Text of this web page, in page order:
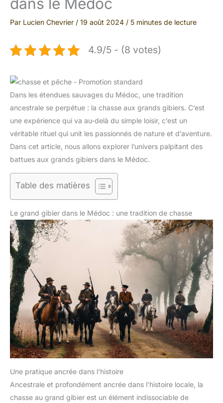
dans le Médoc
Par Lucien Chevrier / 19 août 2024 / 5 minutes de lecture
4.9/5 - (8 votes)
Dans les étendues sauvages du Médoc, une tradition
ancestrale se perpétue : la chasse aux grands gibiers. C’est
une expérience qui va au-delà du simple loisir, c’est un
véritable rituel qui unit les passionnés de nature et d’aventure.
Dans cet article, nous allons explorer l’univers palpitant des
battues aux grands gibiers dans le Médoc.
Table des matières
Le grand gibier dans le Médoc : une tradition de chasse
Une pratique ancrée dans l’histoire
Ancestrale et profondément ancrée dans l’histoire locale, la
chasse au grand gibier est un élément indissociable de